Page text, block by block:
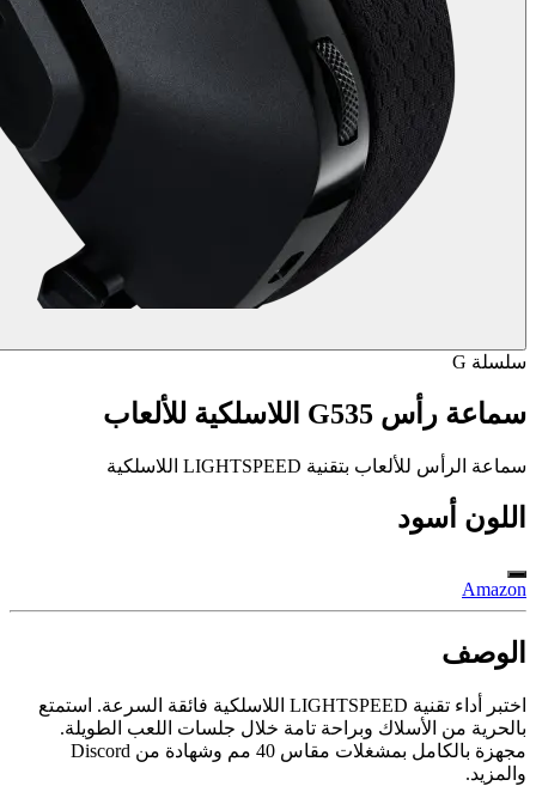
سلسلة G
سماعة رأس G535 اللاسلكية للألعاب
سماعة الرأس للألعاب بتقنية LIGHTSPEED اللاسلكية
اللون أسود
Amazon
الوصف
اختبر أداء تقنية LIGHTSPEED اللاسلكية فائقة السرعة. استمتع
بالحرية من الأسلاك وبراحة تامة خلال جلسات اللعب الطويلة.
مجهزة بالكامل بمشغلات مقاس 40 مم وشهادة من Discord
والمزيد.